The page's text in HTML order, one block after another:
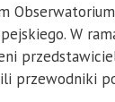
W
przewodniki